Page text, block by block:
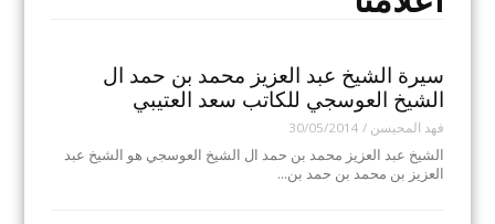
سيرة الشيخ عبد العزيز محمد بن حمد ال
الشيخ العوسجي للكاتب سعد العتيبي
فهد المحيسن /
30/05/2014
الشيخ عبد العزيز محمد بن حمد ال الشيخ العوسجي هو الشيخ عبد
العزيز بن محمد بن حمد بن…